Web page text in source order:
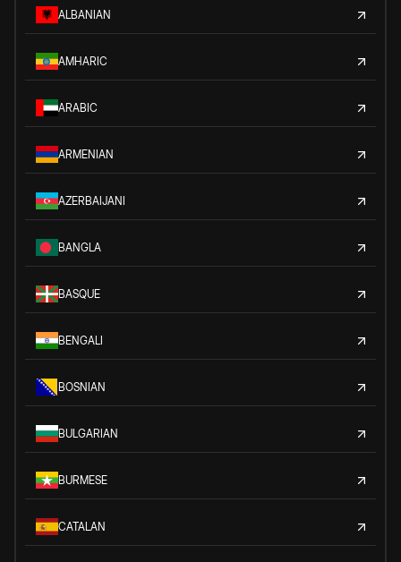
ALBANIAN
AMHARIC
ARABIC
ARMENIAN
AZERBAIJANI
BANGLA
BASQUE
BENGALI
BOSNIAN
BULGARIAN
BURMESE
CATALAN